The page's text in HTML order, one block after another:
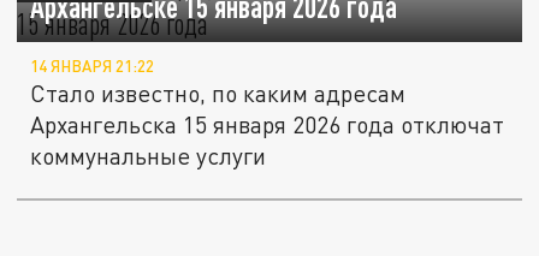
Архангельске 15 января 2026 года
14 ЯНВАРЯ 21:22
Стало известно, по каким адресам
Архангельска 15 января 2026 года отключат
коммунальные услуги